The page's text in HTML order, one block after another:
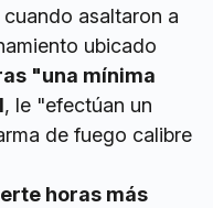
asaltaron a
ubicado
"una mínima
, le "efectúan un
de fuego calibre
horas más